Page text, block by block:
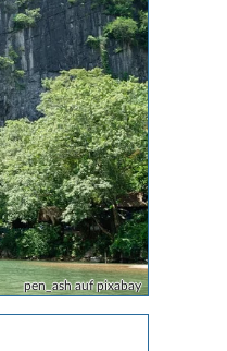
pen_ash auf pixabay